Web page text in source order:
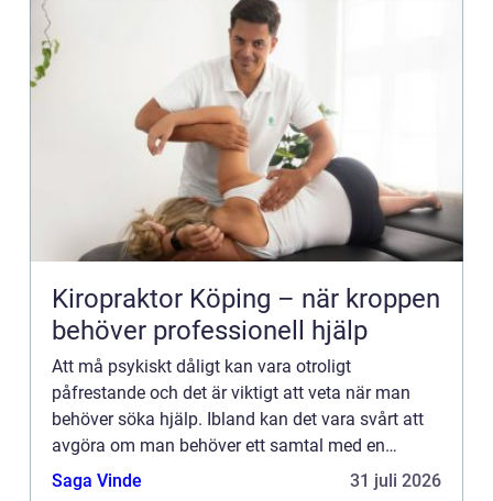
Kiropraktor Köping – när kroppen
behöver professionell hjälp
Att må psykiskt dåligt kan vara otroligt
påfrestande och det är viktigt att veta när man
behöver söka hjälp. Ibland kan det vara svårt att
avgöra om man behöver ett samtal med en
psykolog eller om det är dags att söka upp en
Saga Vinde 31 juli 2026